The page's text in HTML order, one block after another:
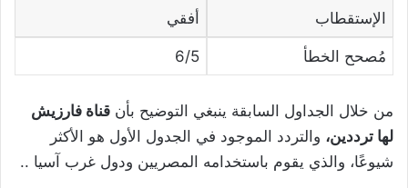
الإستقطاب أفقي
مُصحح الخطأ 6/5
من خلال الجداول السابقة ينبغي التوضيح بأن قناة فارزيش
لها ترددين، والتردد الموجود في الجدول الأول هو الأكثر
شيوعًا، والذي يقوم باستخدامه المصريين ودول غرب آسيا ..